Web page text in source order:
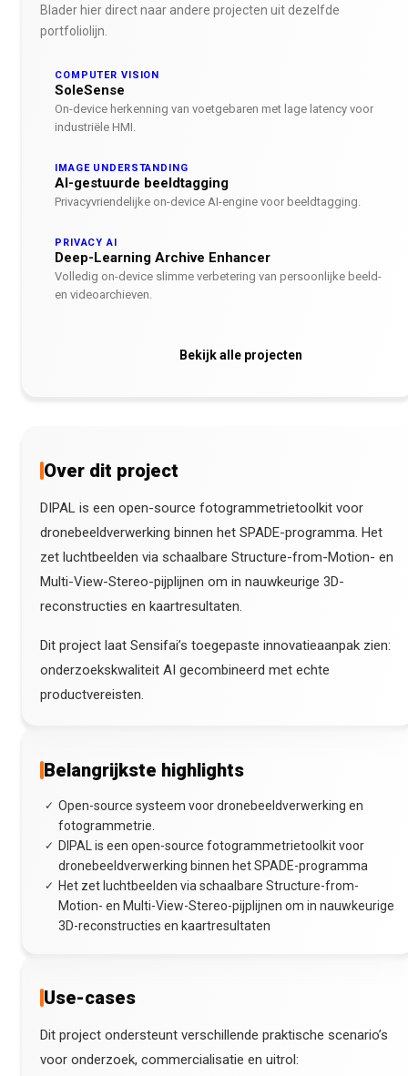
Over dit project
DIPAL is een open-source fotogrammetrietoolkit voor
dronebeeldverwerking binnen het SPADE-programma. Het
zet luchtbeelden via schaalbare Structure-from-Motion- en
Multi-View-Stereo-pijplijnen om in nauwkeurige 3D-
reconstructies en kaartresultaten.
Dit project laat Sensifai’s toegepaste innovatieaanpak zien:
onderzoekskwaliteit AI gecombineerd met echte
productvereisten.
Belangrijkste highlights
✓ Open-source systeem voor dronebeeldverwerking en
fotogrammetrie.
✓
DIPAL is een open-source fotogrammetrietoolkit voor
dronebeeldverwerking binnen het SPADE-programma
✓
Het zet luchtbeelden via schaalbare Structure-from-
Motion- en Multi-View-Stereo-pijplijnen om in nauwkeurige
3D-reconstructies en kaartresultaten
Use-cases
Dit project ondersteunt verschillende praktische scenario’s
voor onderzoek, commercialisatie en uitrol:
Blader hier direct naar andere projecten uit dezelfde
portfoliolijn.
COMPUTER VISION
SoleSense
On-device herkenning van voetgebaren met lage latency voor
industriële HMI.
IMAGE UNDERSTANDING
AI-gestuurde beeldtagging
Privacyvriendelijke on-device AI-engine voor beeldtagging.
PRIVACY AI
Deep-Learning Archive Enhancer
Volledig on-device slimme verbetering van persoonlijke beeld-
en videoarchieven.
Bekijk alle projecten